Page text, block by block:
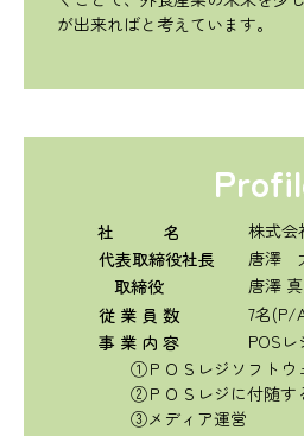
が出来ればと考えています。
社 名
株式会
代表取締役社長
唐澤
取締役
唐澤
従 業 員 数
7名(P/
事 業 内 容
POS
①ＰＯＳレジソフトウ
②ＰＯＳレジに付随す
③メディア運営